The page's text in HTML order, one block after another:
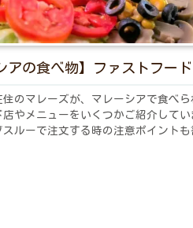
アの食べ物】ファストフード
住のマレーズが、マレーシアで食べら
やメニューをいくつかご紹介してい
スルーで注文する時の注意ポイントも